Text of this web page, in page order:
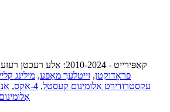
© קאַפּירייט - 2010-2024: אַלע רעכטן רעזערווירט.
פּראָדוקטן, זייטלעך מאַפּע, מילינג
עקסטרודירט אַלומינום קעסטל, 4-אַקס ,